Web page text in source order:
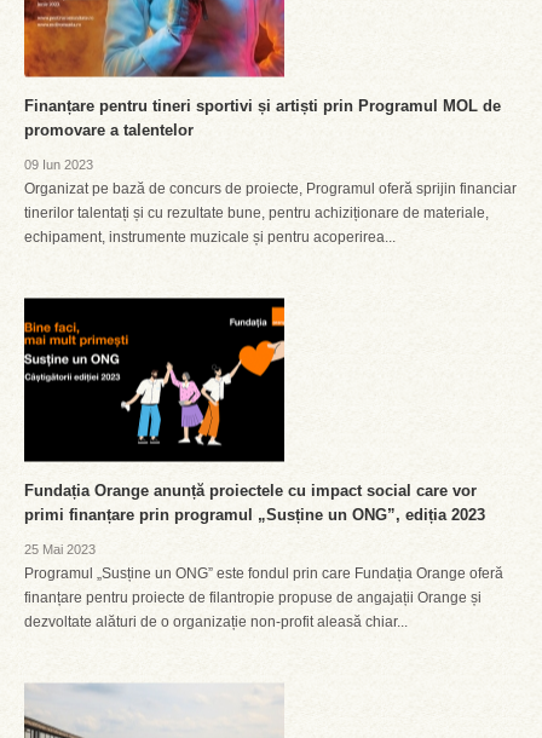
Finanțare pentru tineri sportivi și artiști prin Programul MOL de
promovare a talentelor
09 Iun 2023
Organizat pe bază de concurs de proiecte, Programul oferă sprijin financiar
tinerilor talentați și cu rezultate bune, pentru achiziționare de materiale,
echipament, instrumente muzicale și pentru acoperirea...
Fundația Orange anunță proiectele cu impact social care vor
primi finanțare prin programul „Susține un ONG”, ediția 2023
25 Mai 2023
Programul „Susține un ONG” este fondul prin care Fundația Orange oferă
finanțare pentru proiecte de filantropie propuse de angajații Orange și
dezvoltate alături de o organizație non-profit aleasă chiar...